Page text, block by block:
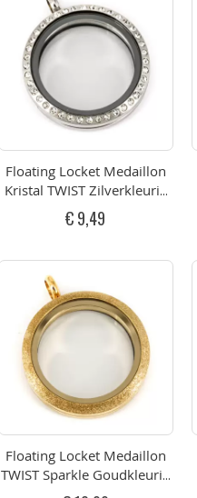
Floating Locket Medaillon
Kristal TWIST Zilverkleurig
30mm RVS
€ 9,49
Floating Locket Medaillon
TWIST Sparkle Goudkleurig
30mm RVS